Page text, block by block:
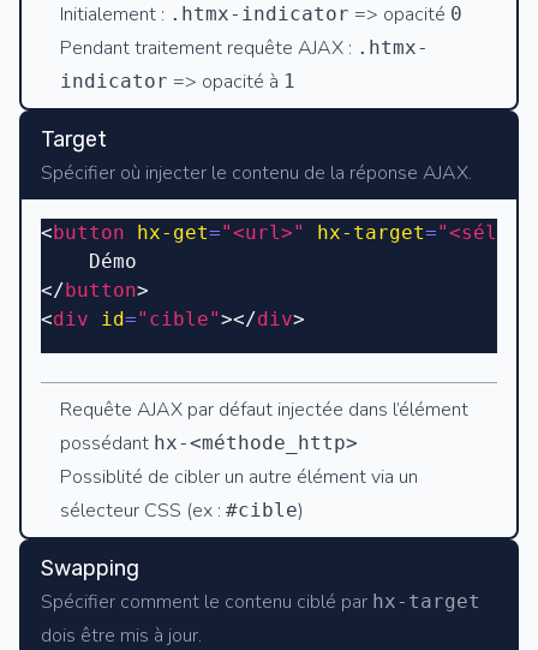
Initialement : .htmx-indicator => opacité 0
Pendant traitement requête AJAX : .htmx-
indicator => opacité à 1
Target
Spécifier où injecter le contenu de la réponse AJAX.
<button hx-get="<url>" hx-target=
	Démo
</button>
<div id="cible"></div>
Requête AJAX par défaut injectée dans l’élément
possédant hx-<méthode_http>
Possiblité de cibler un autre élément via un
sélecteur CSS (ex : #cible)
Swapping
Spécifier comment le contenu ciblé par hx-target
dois être mis à jour.